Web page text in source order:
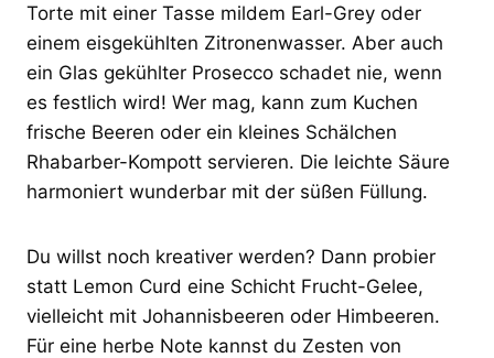
Torte mit einer Tasse mildem Earl-Grey oder
einem eisgekühlten Zitronenwasser. Aber auch
ein Glas gekühlter Prosecco schadet nie, wenn
es festlich wird! Wer mag, kann zum Kuchen
frische Beeren oder ein kleines Schälchen
Rhabarber-Kompott servieren. Die leichte Säure
harmoniert wunderbar mit der süßen Füllung.
Du willst noch kreativer werden? Dann probier
statt Lemon Curd eine Schicht Frucht-Gelee,
vielleicht mit Johannisbeeren oder Himbeeren.
Für eine herbe Note kannst du Zesten von